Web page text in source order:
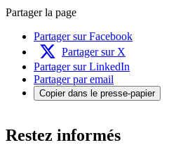
Partager la page
Partager sur Facebook
Partager sur X
Partager sur LinkedIn
Partager par email
Copier dans le presse-papier
Restez informés